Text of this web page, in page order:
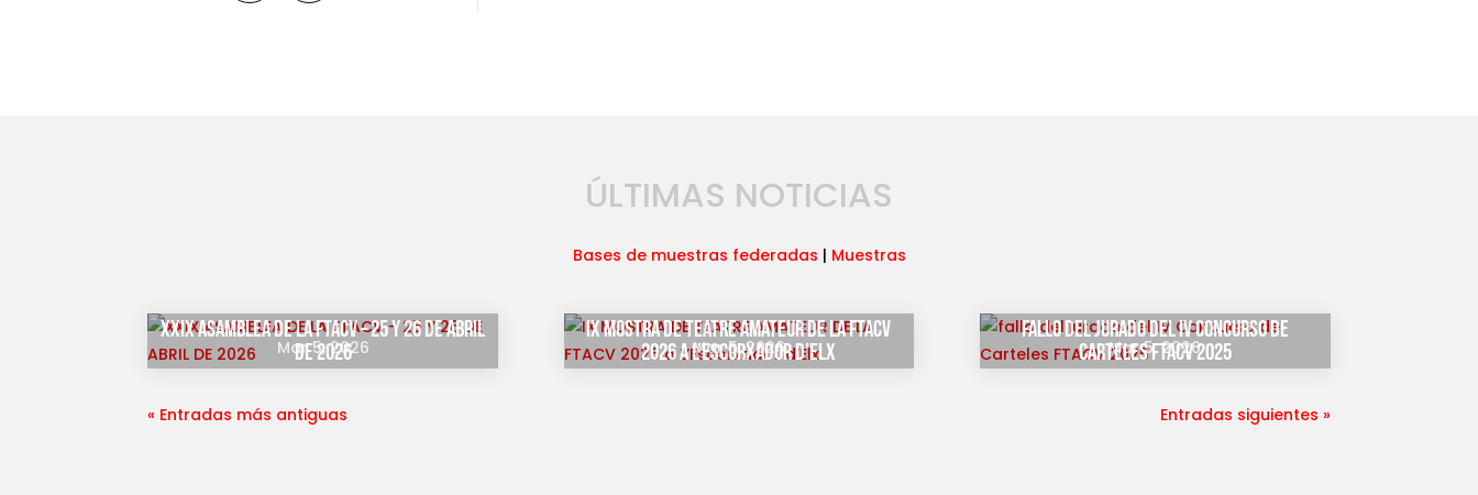
ÚLTIMAS NOTICIAS
Bases de muestras federadas | Muestras
XXIX ASAMBLEA DE LA FTACV – 25 Y 26 DE ABRIL
DE 2026
Mar 5, 2026
IX MOSTRA DE TEATRE AMATEUR DE LA FTACV
2026 a L’Escorxador d’Elx
Mar 5, 2026
fallo del jurado del IV Concurso de
Carteles FTACV 2025
Mar 5, 2026
« Entradas más antiguas Entradas siguientes »